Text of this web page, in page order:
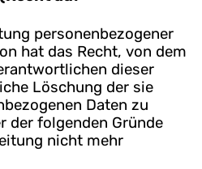
personenbezogener
hat das Recht, von dem
dieser
Löschung der sie
Daten zu
der folgenden Gründe
nicht mehr